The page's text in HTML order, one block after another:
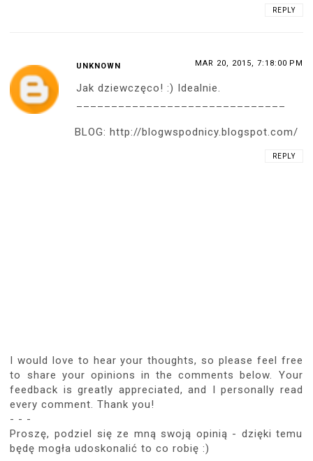
REPLY
UNKNOWN MAR 20, 2015, 7:18:00 PM
Jak dziewczęco! :) Idealnie.
BLOG: http://blogwspodnicy.blogspot.com/
REPLY
I would love to hear your thoughts, so please feel free
to share your opinions in the comments below. Your
feedback is greatly appreciated, and I personally read
every comment. Thank you!
- - -
Proszę, podziel się ze mną swoją opinią - dzięki temu
będę mogła udoskonalić to co robię :)